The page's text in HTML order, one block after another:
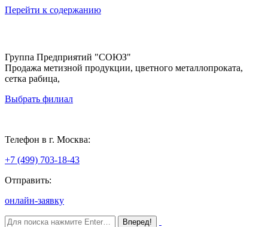
Перейти к содержанию
Группа Предприятий "СОЮЗ"
Продажа метизной продукции, цветного металлопроката,
сетка рабица,
Выбрать филиал
Телефон в г. Москва:
+7 (499) 703-18-43
Отправить:
онлайн-заявку